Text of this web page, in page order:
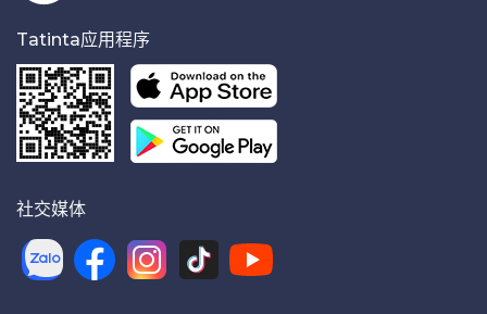
Tatinta应用程序
社交媒体